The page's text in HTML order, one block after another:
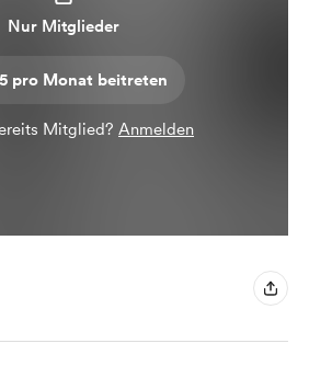
Nur Mitglieder
pro Monat beitreten
Mitglied? Anmelden